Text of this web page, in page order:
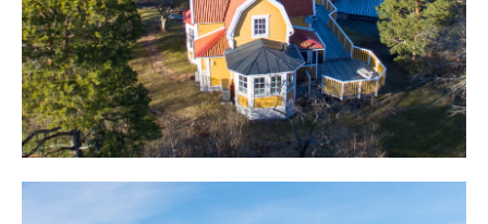
Waxholmsbåt till Skarpöborgs brygga och fem minuters
promenad från tomten. Sommartid är Stegesund levande
och det är enkelt för vänner och familj att komma förbi
land- eller sjövägen. Med egna båten ligger hela
skärgården utanför att besöka och kanske avnjuta
lunchen på Grinda eller kaffet på pittoreska
Centrala Vaxholm med affär, bageri, systembolag,